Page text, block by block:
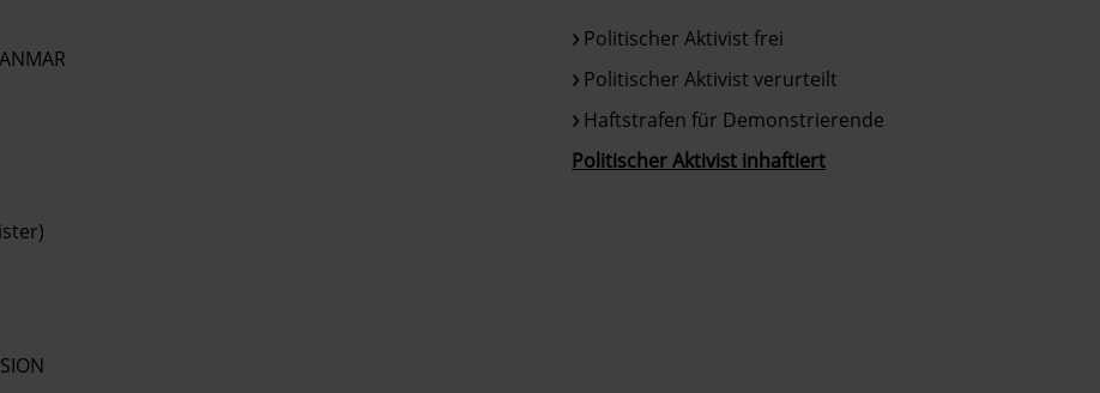
Politischer Aktivist frei
Politischer Aktivist verurteilt
Haftstrafen für Demonstrierende
Politischer Aktivist inhaftiert